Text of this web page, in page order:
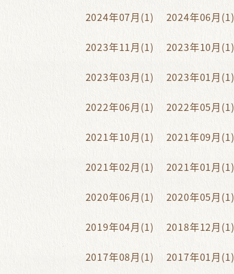
2024年07月(1) 2024年06月(1)
2023年11月(1) 2023年10月(1)
2023年03月(1) 2023年01月(1)
2022年06月(1) 2022年05月(1)
2021年10月(1) 2021年09月(1)
2021年02月(1) 2021年01月(1)
2020年06月(1) 2020年05月(1)
2019年04月(1) 2018年12月(1)
2017年08月(1) 2017年01月(1)